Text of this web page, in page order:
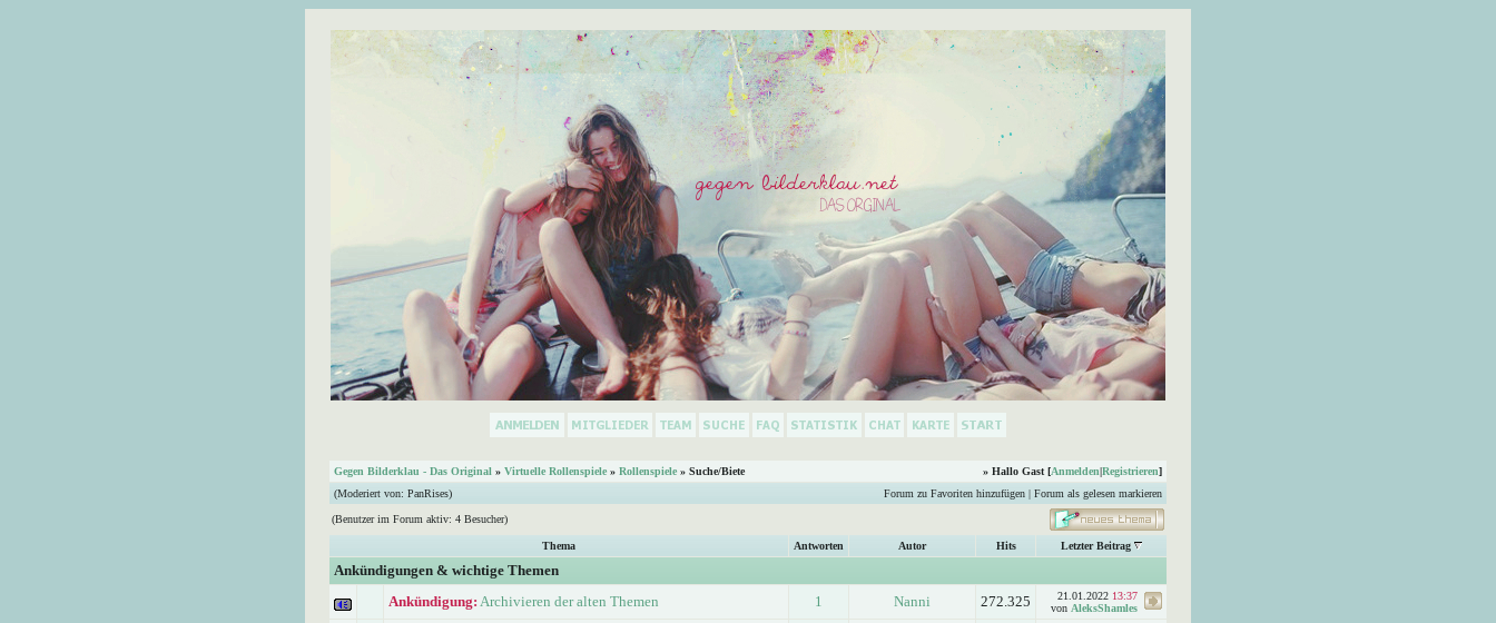
Gegen Bilderklau - Das Original » Virtuelle Rollenspiele » Rollenspiele » Suche/Biete » Hallo Gast [Anmelden|Registrieren]
(Moderiert von: PanRises) Forum zu Favoriten hinzufügen | Forum als gelesen markieren
(Benutzer im Forum aktiv: 4 Besucher)
Thema Antworten Autor Hits Letzter Beitrag
Ankündigungen & wichtige Themen
Ankündigung: Archivieren der alten Themen 1 Nanni 272.325 21.01.2022 13:37
von AleksShamles